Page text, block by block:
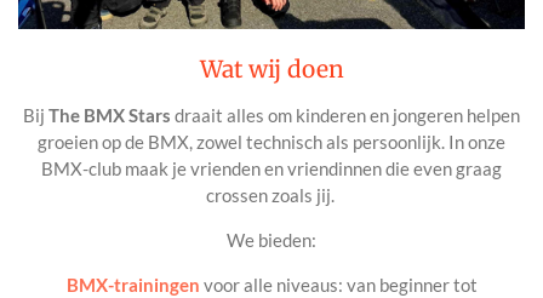
Wat wij doen
Bij The BMX Stars draait alles om kinderen en jongeren helpen
groeien op de BMX, zowel technisch als persoonlijk. In onze
BMX-club maak je vrienden en vriendinnen die even graag
crossen zoals jij.
We bieden:
BMX-trainingen voor alle niveaus: van beginner tot